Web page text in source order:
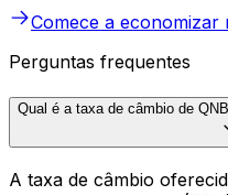
Comece a economizar
Perguntas frequentes
Qual é a taxa de câmbio de
A taxa de câmbio